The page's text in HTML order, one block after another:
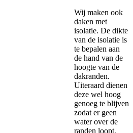
Wij maken ook
daken met
isolatie. De dikte
van de isolatie is
te bepalen aan
de hand van de
hoogte van de
dakranden.
Uiteraard dienen
deze wel hoog
genoeg te blijven
zodat er geen
water over de
randen loopt.